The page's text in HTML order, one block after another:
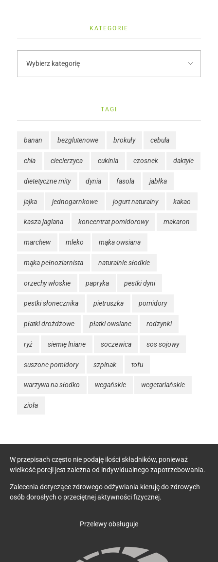
KATEGORIE
TAGI
banan bezglutenowe brokuły cebula
chia ciecierzyca cukinia czosnek daktyle
dietetyczne mity dynia fasola jabłka
jajka jednogarnkowe jogurt naturalny kakao
kasza jaglana koncentrat pomidorowy makaron
marchew mleko mąka owsiana
mąka pełnoziarnista naturalnie słodkie
orzechy włoskie papryka pestki dyni
pestki słonecznika pietruszka pomidory
płatki drożdżowe płatki owsiane rodzynki
ryż siemię lniane soczewica sos sojowy
suszone pomidory szpinak tofu
warzywa na słodko wegańskie wegetariańskie
zioła
W przepisach często nie podaję ilości składników, ponieważ
wielkość porcji jest zależna od indywidualnego zapotrzebowania.
Zalecenia dotyczące zdrowego odżywiania kieruję do zdrowych
osób dorosłych o przeciętnej aktywności fizycznej.
Przelewy obsługuje